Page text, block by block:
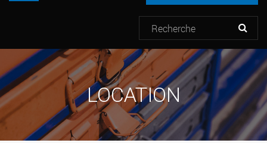
LOCATION
INVENTAIRE
SERVICES
LOCATION